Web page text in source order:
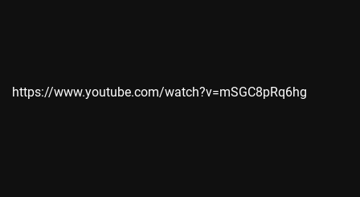
https://www.youtube.com/watch?v=mSGC8pRq6hg